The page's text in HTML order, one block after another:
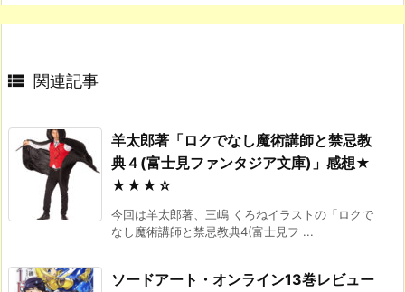
 関連記事
羊太郎著「ロクでなし魔術講師と禁忌教
典４(富士見ファンタジア文庫)」感想★
★★★☆
今回は羊太郎著、三嶋 くろねイラストの「ロクで
なし魔術講師と禁忌教典4(富士見フ ...
ソードアート・オンライン13巻レビュー